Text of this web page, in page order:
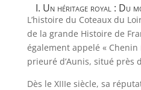
I. Un héritage royal : Du
L’histoire du Coteaux du
de la grande Histoire de
également appelé «
prieuré d’Aunis, situé près
Dès le XIIIe siècle, sa